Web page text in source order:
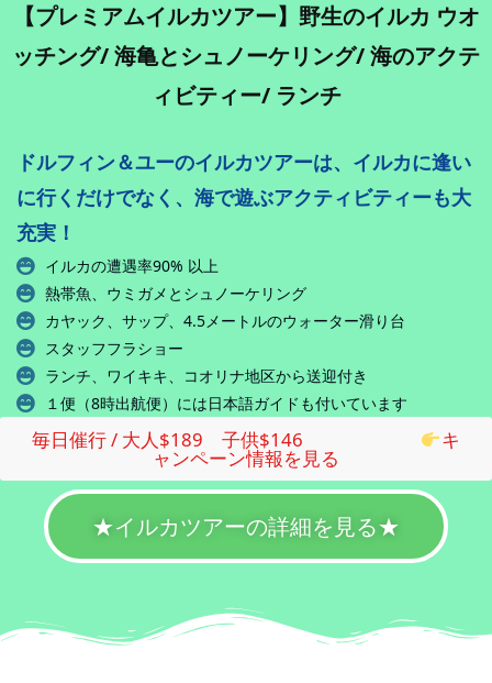
【プレミアムイルカツアー】野生のイルカ ウオ
ッチング/ 海亀とシュノーケリング/ 海のアクテ
ィビティー/ ランチ
ドルフィン＆ユーのイルカツアーは、イルカに逢い
に行くだけでなく、海で遊ぶアクティビティーも大
充実！
イルカの遭遇率90% 以上
熱帯魚、ウミガメとシュノーケリング
カヤック、サップ、4.5メートルのウォーター滑り台
スタッフフラショー
ランチ、ワイキキ、コオリナ地区から送迎付き
１便（8時出航便）には日本語ガイドも付いています
毎日催行 / 大人$189 子供$146 キ
ャンペーン情報を見る
★イルカツアーの詳細を見る★